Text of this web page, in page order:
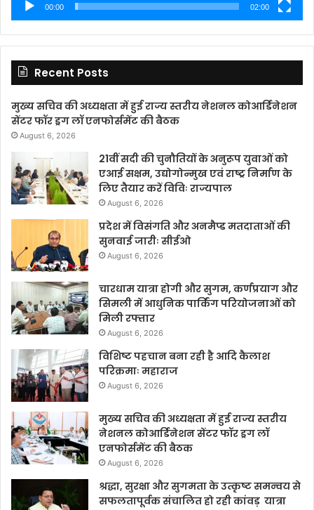
00:00 02:00
Recent Posts
मुख्य सचिव की अध्यक्षता में हुई राज्य स्तरीय नेशनल कोआर्डिनेशन
सेंटर फॉर ड्रग लॉ एनफोर्समेंट की बैठक
August 6, 2026
21वीं सदी की चुनौतियों के अनुरूप युवाओं को
एआई सक्षम, उद्योगोन्मुख एवं राष्ट्र निर्माण के
लिए तैयार करें विविः राज्यपाल
August 6, 2026
प्रदेश में विसंगति और अनमैप्ड मतदाताओं की
सुनवाई जारीः सीईओ
August 6, 2026
चारधाम यात्रा होगी और सुगम, कर्णप्रयाग और
सिमली में आधुनिक पार्किंग परियोजनाओं को
मिली रफ्तार
August 6, 2026
विशिष्ट पहचान बना रही है आदि कैलाश
परिक्रमाः महाराज
August 6, 2026
मुख्य सचिव की अध्यक्षता में हुई राज्य स्तरीय
नेशनल कोआर्डिनेशन सेंटर फॉर ड्रग लॉ
एनफोर्समेंट की बैठक
August 6, 2026
श्रद्धा, सुरक्षा और सुगमता के उत्कृष्ट समन्वय से
सफलतापूर्वक संचालित हो रही कांवड़ यात्रा